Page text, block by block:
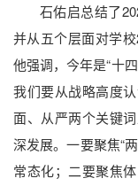
石佑启总结了
并从五个层面对学
他强调，今年是“十
我们要从战略高度
面、从严两个关键
深发展。一要聚焦“
常态化；二要聚焦